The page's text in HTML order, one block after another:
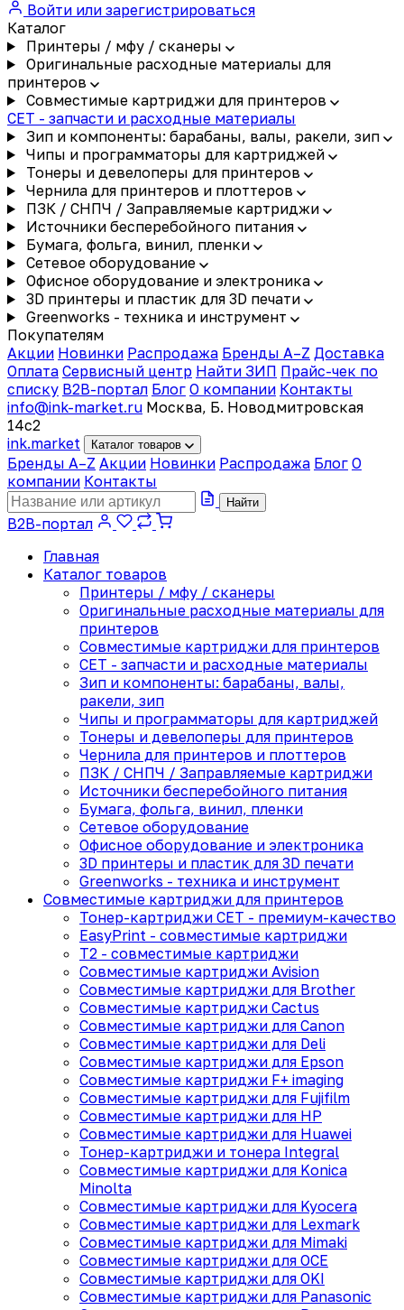
Войти или зарегистрироваться
Каталог
Принтеры / мфу / сканеры
Оригинальные расходные материалы для
принтеров
Совместимые картриджи для принтеров
CET - запчасти и расходные материалы
Зип и компоненты: барабаны, валы, ракели, зип
Чипы и программаторы для картриджей
Тонеры и девелоперы для принтеров
Чернила для принтеров и плоттеров
ПЗК / СНПЧ / Заправляемые картриджи
Источники бесперебойного питания
Бумага, фольга, винил, пленки
Сетевое оборудование
Офисное оборудование и электроника
3D принтеры и пластик для 3D печати
Greenworks - техника и инструмент
Покупателям
Акции Новинки Распродажа Бренды A–Z Доставка
Оплата Сервисный центр Найти ЗИП Прайс-чек по
списку B2B-портал Блог О компании Контакты
info@ink-market.ru Москва, Б. Новодмитровская
14с2
ink.market Каталог товаров
Бренды A–Z Акции Новинки Распродажа Блог О
компании Контакты
Найти
B2B-портал
Главная
Каталог товаров
Принтеры / мфу / сканеры
Оригинальные расходные материалы для
принтеров
Совместимые картриджи для принтеров
CET - запчасти и расходные материалы
Зип и компоненты: барабаны, валы,
ракели, зип
Чипы и программаторы для картриджей
Тонеры и девелоперы для принтеров
Чернила для принтеров и плоттеров
ПЗК / СНПЧ / Заправляемые картриджи
Источники бесперебойного питания
Бумага, фольга, винил, пленки
Сетевое оборудование
Офисное оборудование и электроника
3D принтеры и пластик для 3D печати
Greenworks - техника и инструмент
Совместимые картриджи для принтеров
Тонер-картриджи CET - премиум-качество
EasyPrint - cовместимые картриджи
T2 - совместимые картриджи
Совместимые картриджи Avision
Совместимые картриджи для Brother
Совместимые картриджи Cactus
Совместимые картриджи для Canon
Совместимые картриджи для Deli
Совместимые картриджи для Epson
Совместимые картриджи F+ imaging
Совместимые картриджи для Fujifilm
Совместимые картриджи для HP
Совместимые картриджи для Huawei
Тонер-картриджи и тонера Integral
Совместимые картриджи для Konica
Minolta
Совместимые картриджи для Kyocera
Совместимые картриджи для Lexmark
Совместимые картриджи для Mimaki
Совместимые картриджи для OCE
Совместимые картриджи для OKI
Совместимые картриджи для Panasonic